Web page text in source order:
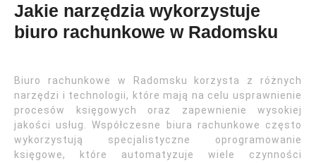
Jakie narzędzia wykorzystuje
biuro rachunkowe w Radomsku
Biuro rachunkowe w Radomsku korzysta z różnych
narzędzi i technologii, które mają na celu usprawnienie
procesów księgowych oraz zapewnienie wysokiej
jakości usług. Współczesne biura rachunkowe często
wykorzystują specjalistyczne oprogramowanie
księgowe, które automatyzuje wiele czynności